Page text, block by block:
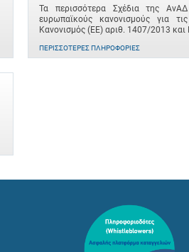
Τα περισσότερα Σχέδια της
ευρωπαϊκούς κανονισμούς για τις
Κανονισμός (ΕΕ) αριθ. 1407/2013 και
ΠΕΡΙΣΣΌΤΕΡΕΣ ΠΛΗΡΟΦΟΡΊΕΣ